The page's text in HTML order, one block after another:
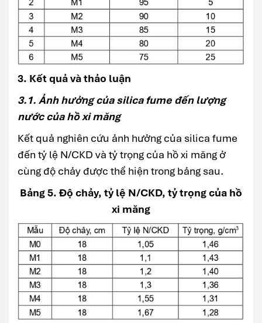
3. Kết quả và thảo luận
3.1. Ảnh hưởng của silica fume đến lượng
nước của hồ xi măng
Kết quả nghiên cứu ảnh hưởng của silica fume
đến tỷ lệ N/CKD và tỷ trọng của hồ xi măng ở
cùng độ chảy được thể hiện trong bảng sau.
Bảng 5. Độ chảy, tỷ lệ N/CKD, tỷ trọng của hồ
xi măng